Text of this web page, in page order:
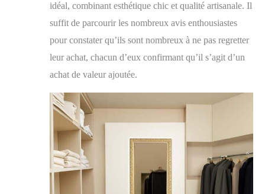
idéal, combinant esthétique chic et qualité artisanale. Il
suffit de parcourir les nombreux avis enthousiastes
pour constater qu’ils sont nombreux à ne pas regretter
leur achat, chacun d’eux confirmant qu’il s’agit d’un
achat de valeur ajoutée.